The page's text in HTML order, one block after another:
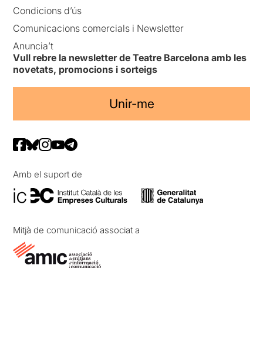
Condicions d’ús
Comunicacions comercials i Newsletter
Anuncia’t
Vull rebre la newsletter de Teatre Barcelona amb les
novetats, promocions i sorteigs
Unir-me
Amb el suport de
Mitjà de comunicació associat a